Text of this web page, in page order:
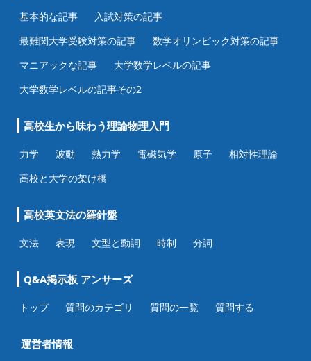
基本的な記事
入試対策の記事
最難関大学受験対策の記事
数学オリンピック対策の記事
マニアックな記事
大学数学レベルの記事
大学数学レベルの記事その2
高校生から味わう理論物理入門
力学 波動 熱力学 電磁気学 原子
相対性理論
高校と大学の架け橋
高校英文法の羅針盤
文法 表現 文型と動詞 時制 分詞
Q&A掲示板 アンサーズ
トップ 質問のカテゴリ 質問の一覧 質問する
運営者情報